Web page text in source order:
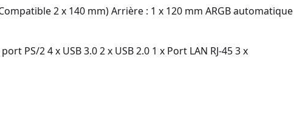
2 x 140 mm) Arrière : 1 x 120 mm ARGB automatique
PS/2 4 x USB 3.0 2 x USB 2.0 1 x Port LAN RJ-45 3 x